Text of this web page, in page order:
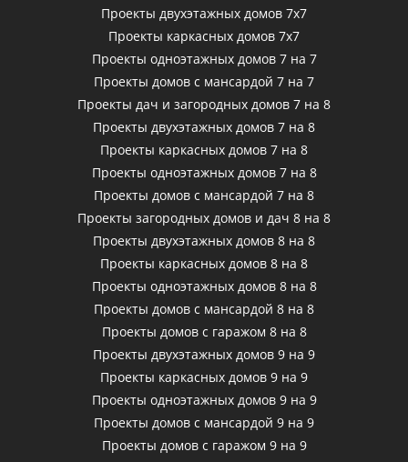
Проекты двухэтажных домов 7х7
Проекты каркасных домов 7х7
Проекты одноэтажных домов 7 на 7
Проекты домов с мансардой 7 на 7
Проекты дач и загородных домов 7 на 8
Проекты двухэтажных домов 7 на 8
Проекты каркасных домов 7 на 8
Проекты одноэтажных домов 7 на 8
Проекты домов с мансардой 7 на 8
Проекты загородных домов и дач 8 на 8
Проекты двухэтажных домов 8 на 8
Проекты каркасных домов 8 на 8
Проекты одноэтажных домов 8 на 8
Проекты домов с мансардой 8 на 8
Проекты домов с гаражом 8 на 8
Проекты двухэтажных домов 9 на 9
Проекты каркасных домов 9 на 9
Проекты одноэтажных домов 9 на 9
Проекты домов с мансардой 9 на 9
Проекты домов с гаражом 9 на 9